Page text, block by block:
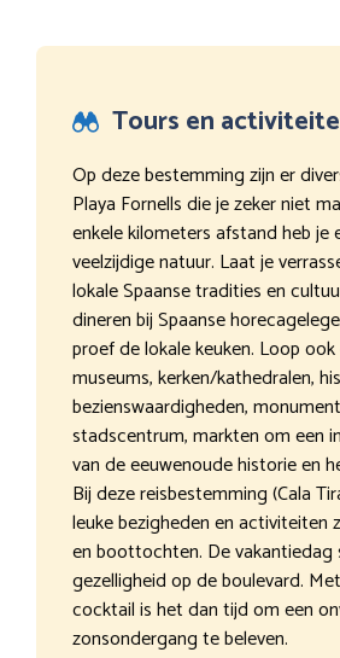
Tours en
Op deze bestemming zijn er
Playa Fornells die je zeker niet
enkele kilometers afstand heb je
veelzijdige natuur. Laat je
lokale Spaanse tradities en
dineren bij Spaanse
proef de lokale keuken. Loop
museums, kerken/kathedralen,
bezienswaardigheden,
stadscentrum, markten om een
van de eeuwenoude historie en
Bij deze reisbestemming (Cala
leuke bezigheden en activiteiten
en boottochten. De vakantiedag
gezelligheid op de boulevard.
cocktail is het dan tijd om een
zonsondergang te beleven.